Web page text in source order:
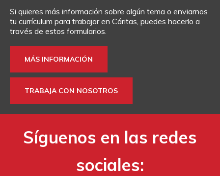
Si quieres más información sobre algún tema o enviarnos
tu currículum para trabajar en Cáritas, puedes hacerlo a
través de estos formularios.
MÁS INFORMACIÓN
TRABAJA CON NOSOTROS
Síguenos en las redes
sociales: